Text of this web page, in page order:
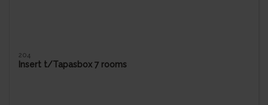
204
Insert t/Tapasbox 7 rooms